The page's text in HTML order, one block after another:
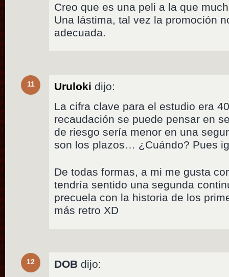
Creo que es una peli a la que
Una lástima, tal vez la promoción
adecuada.
11 Uruloki dijo:
La cifra clave para el estudio era
recaudación se puede pensar en
de riesgo sería menor en una
son los plazos… ¿Cuándo? Pues
De todas formas, a mi me gusta
tendría sentido una segunda
precuela con la historia de los
más retro XD
12 DOB dijo: